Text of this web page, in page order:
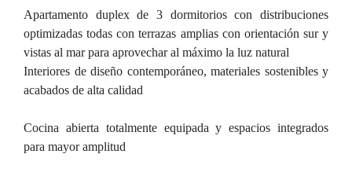
Apartamento duplex de 3 dormitorios con distribuciones
optimizadas todas con terrazas amplias con orientación sur y
vistas al mar para aprovechar al máximo la luz natural
Interiores de diseño contemporáneo, materiales sostenibles y
acabados de alta calidad
Cocina abierta totalmente equipada y espacios integrados
para mayor amplitud